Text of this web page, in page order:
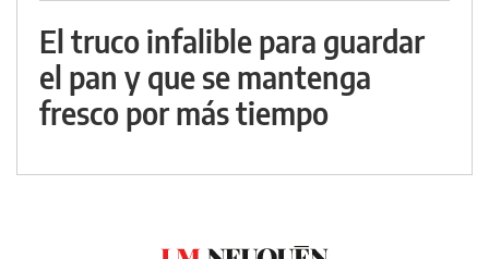
El truco infalible para guardar
el pan y que se mantenga
fresco por más tiempo